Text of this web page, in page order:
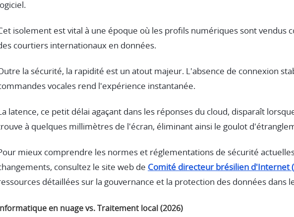
logiciel.
isolement est vital à une époque où les profils numériques sont vendus
courtiers internationaux en données.
la sécurité, la rapidité est un atout majeur. L'absence de connexion
vocales rend l'expérience instantanée.
La latence, ce petit délai agaçant dans les réponses du cloud, disparaît
à quelques millimètres de l'écran, éliminant ainsi le goulot
mieux comprendre les normes et réglementations de sécurité
consultez le site web de Comité directeur brésilien d'Internet
détaillées sur la gouvernance et la protection des données dans
Informatique en nuage vs. Traitement local (2026)